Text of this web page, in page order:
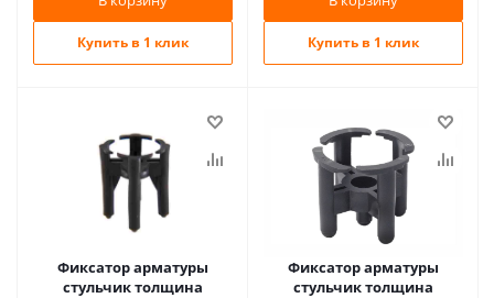
Купить в 1 клик Купить в 1 клик
Фиксатор арматуры
стульчик толщина
Фиксатор арматуры
стульчик толщина